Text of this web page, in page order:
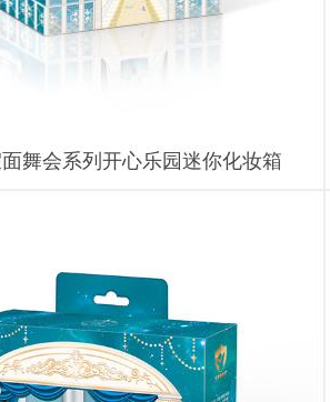
舞会系列开心乐园迷你化妆箱